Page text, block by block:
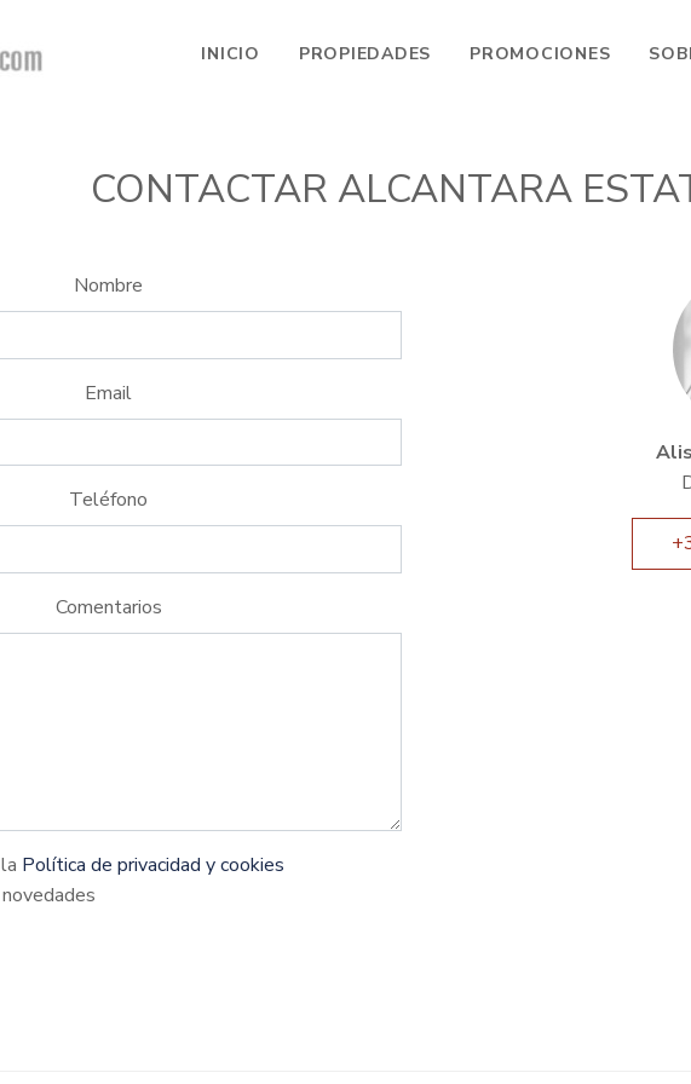
INICIO PROPIEDADES PROMOCIONES
CONTACTAR ALCANTARA
Nombre
Email
Teléfono
Comentarios
Política de privacidad y cookies